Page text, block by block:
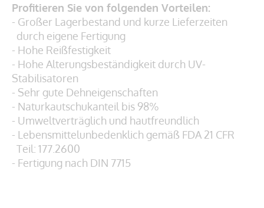
Profitieren Sie von folgenden Vorteilen:
- Großer Lagerbestand und kurze Lieferzeiten
durch eigene Fertigung
- Hohe Reißfestigkeit
- Hohe Alterungsbeständigkeit durch UV-
Stabilisatoren
- Sehr gute Dehneigenschaften
- Naturkautschukanteil bis 98%
- Umweltverträglich und hautfreundlich
- Lebensmittelunbedenklich gemäß FDA 21 CFR
Teil: 177.2600
- Fertigung nach DIN 7715